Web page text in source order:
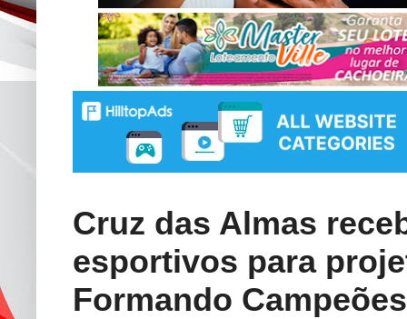
Cruz das Almas
esportivos para
Formando Campeões